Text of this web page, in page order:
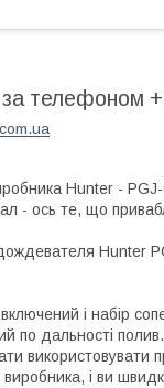
телефоном
Hunter -
- ось те, що
Hunter
і набір
по дальності
використовувати
і ви